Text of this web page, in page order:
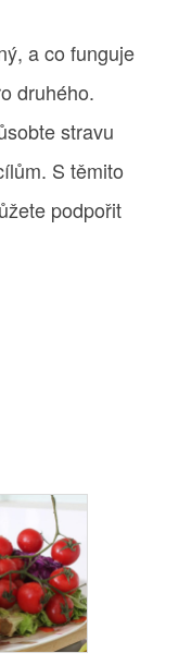
a co funguje
druhého.
stravu
S těmito
podpořit